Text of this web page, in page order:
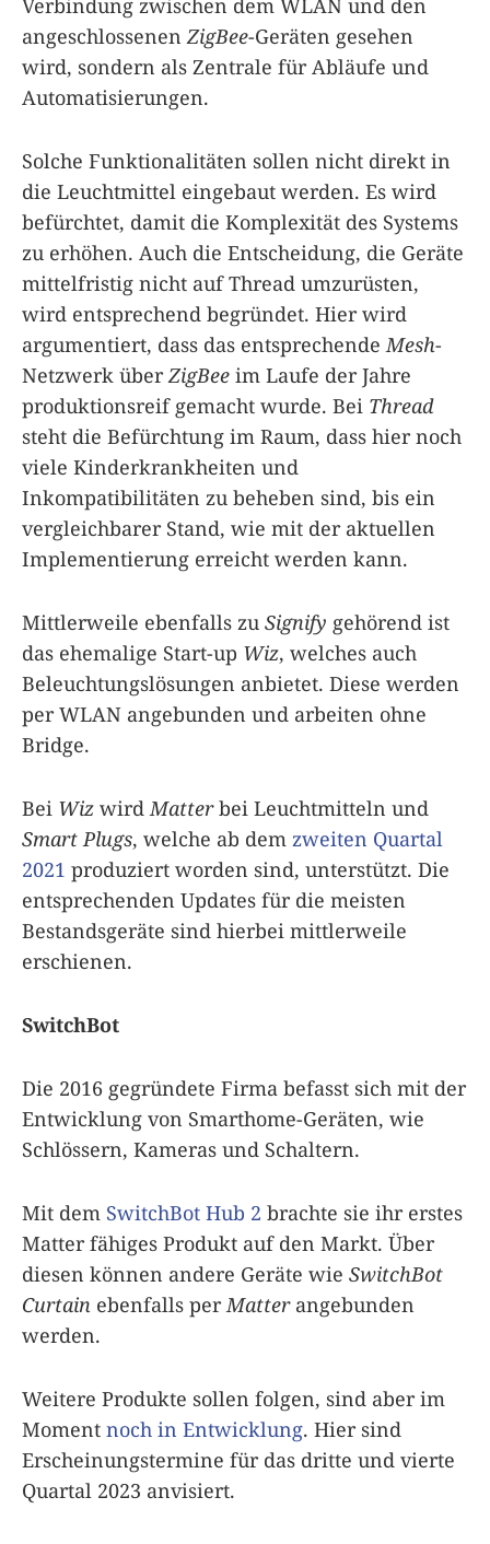
Verbindung zwischen dem WLAN und den
angeschlossenenZigBee-Geräten gesehen
wird, sondern als Zentrale für Abläufe und
Automatisierungen.
Solche Funktionalitäten sollen nicht direkt in
die Leuchtmittel eingebaut werden. Es wird
befürchtet, damit die Komplexität des Systems
zu erhöhen. Auch die Entscheidung, die Geräte
mittelfristig nicht auf Thread umzurüsten,
wird entsprechend begründet. Hier wird
argumentiert, dass das entsprechendeMesh-
Netzwerk überZigBee im Laufe der Jahre
produktionsreif gemacht wurde. Bei Thread
steht die Befürchtung im Raum, dass hier noch
viele Kinderkrankheiten und
Inkompatibilitäten zu beheben sind, bis ein
vergleichbarer Stand, wie mit der aktuellen
Implementierung erreicht werden kann.
Mittlerweile ebenfalls zu Signify gehörend ist
das ehemalige Start-up Wiz, welches auch
Beleuchtungslösungen anbietet. Diese werden
per WLAN angebunden und arbeiten ohne
Bridge.
Bei Wiz wirdMatterbei Leuchtmitteln und
Smart Plugs, welche ab dem zweiten Quartal
2021 produziert worden sind, unterstützt. Die
entsprechenden Updates für die meisten
Bestandsgeräte sind hierbei mittlerweile
erschienen.
SwitchBot
Die 2016 gegründete Firma befasst sich mit der
Entwicklung von Smarthome-Geräten, wie
Schlössern, Kameras und Schaltern.
Mit dem SwitchBot Hub 2 brachte sie ihr erstes
Matter fähiges Produkt auf den Markt. Über
diesen können andere Geräte wie SwitchBot
Curtain ebenfalls perMatterangebunden
werden.
Weitere Produkte sollen folgen, sind aber im
Moment noch in Entwicklung. Hier sind
Erscheinungstermine für das dritte und vierte
Quartal 2023 anvisiert.